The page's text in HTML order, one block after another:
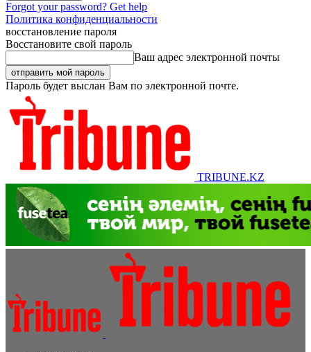
Forgot your password? Get help
Политика конфиденциальности
восстановление пароля
Восстановите свой пароль
Ваш адрес электронной почты
Пароль будет выслан Вам по электронной почте.
TRIBUNE.KZ